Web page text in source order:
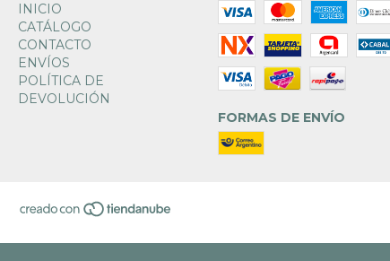
INICIO
CATÁLOGO
CONTACTO
ENVÍOS
POLÍTICA DE
DEVOLUCIÓN
FORMAS DE ENVÍO